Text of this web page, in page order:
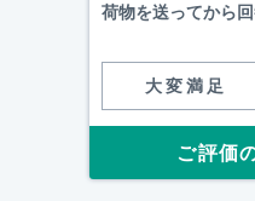
荷物を送ってから回
大変満足
ご評価